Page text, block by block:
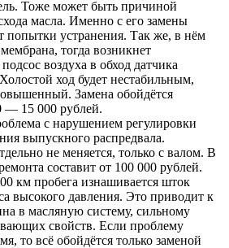
Тоже может быть причиной
масла. Именно с его замены
попытки устранения. Так же, в нём
тогда возникнет
воздуха в обход датчика
ход будет нестабильным,
Замена обойдётся
— 15 000 рублей.
с нарушением регулировки
выпускного распредвала.
не меняется, только с валом. В
составит от 100 000 рублей.
км пробега изнашивается шток
высокого давления. Это приводит к
в масляную систему, сильному
свойств. Если проблему
то всё обойдётся только заменой